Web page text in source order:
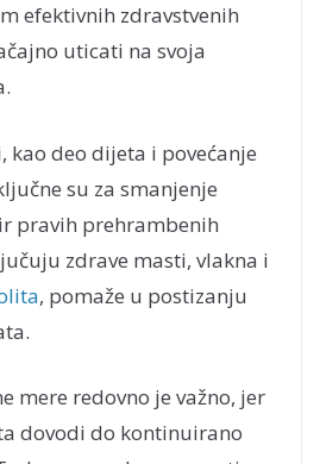
efektivnih zdravstvenih
uticati na svoja
kao deo dijeta i povećanje
su za smanjenje
pravih prehrambenih
zdrave masti, vlakna i
, pomaže u postizanju
mere redovno je važno, jer
dovodi do kontinuirano